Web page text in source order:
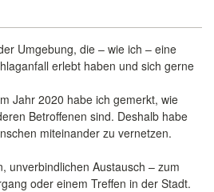
Umgebung, die – wie ich – eine
erlebt haben und sich gerne
Jahr 2020 habe ich gemerkt, wie
Betroffenen sind. Deshalb habe
miteinander zu vernetzen.
unverbindlichen Austausch – zum
oder einem Treffen in der Stadt.